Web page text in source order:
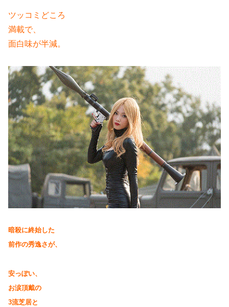
ツッコミどころ
満載で、
面白味が半減。
暗殺に終始した
前作の秀逸さが、
安っぽい、
お涙頂戴の
3流芝居と